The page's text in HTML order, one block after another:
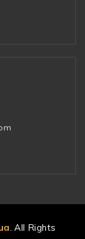
. All Rights